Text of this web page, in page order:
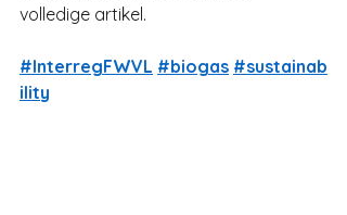
volledige artikel.
#InterregFWVL #biogas #sustainab
ility